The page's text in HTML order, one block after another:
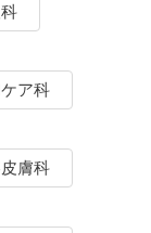
ア科
膚科